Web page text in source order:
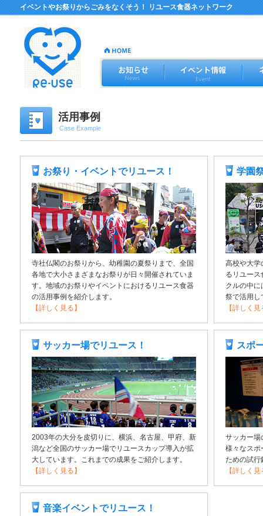
イベントやお祭りからごみをなくそう！ リユース食器ネットワーク
活用事例
Case Example
お祭り・イベントでリユース！
寺社仏閣のお祭りから、幼稚園の夏祭りまで、全国
各地で大小さまざまなお祭りが日々開催されていま
す。地域のお祭りやイベントにおけるリユース食器
の活用事例を紹介します。
【詳しく見る】
学園
高校や大学
るリユー
クルの中
祭で活用し
【詳しく
サッカー場でリユース！
2003年の大分を皮切りに、横浜、名古屋、甲府、新
潟など全国のサッカー場でリユースカップ導入が拡
大しています。これまでの成果をご紹介します。
【詳しく見る】
スポ
サッカー場
様々なスポ
ための試行
【詳しく
音楽イベントでリユース！